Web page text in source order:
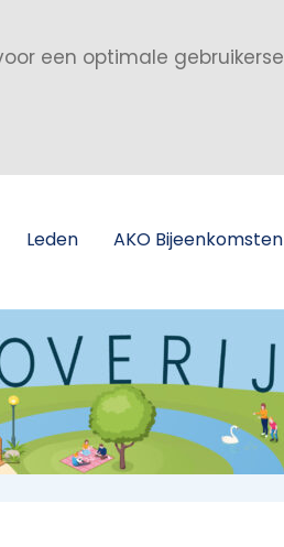
een optimale
Leden AKO Bijeenkomsten